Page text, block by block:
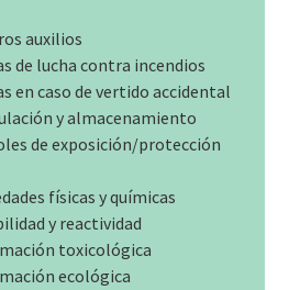
auxilios
de lucha contra incendios
en caso de vertido accidental
y almacenamiento
de exposición/protección
físicas y químicas
y reactividad
toxicológica
ecológica